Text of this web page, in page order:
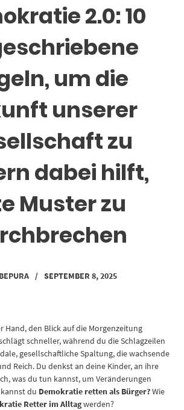
2.0: 10
um die
unserer
zu
dabei hilft,
Muster zu
BEPURA / SEPTEMBER 8, 2025
Hand, den Blick auf die Morgenzeitung
schneller, während du die Schlagzeilen
gesellschaftliche Spaltung, die wachsende
Reich. Du denkst an deine Kinder, an ihre
was du tun kannst, um Veränderungen
du Demokratie retten als Bürger?Wie
Retter im Alltagwerden?